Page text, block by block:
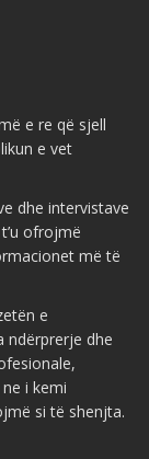
e re që sjell
e vet
dhe intervistave
ofrojmë
më të
e
ndërprerje dhe
i kemi
si të shenjta.